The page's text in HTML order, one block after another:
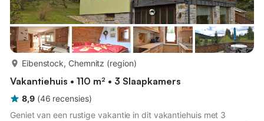
Eibenstock, Chemnitz (region)
Vakantiehuis • 110 m² • 3 Slaapkamers
8,9 (46 recensies)
Geniet van een rustige vakantie in dit vakantiehuis met 3